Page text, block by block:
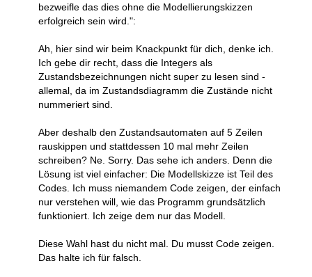
bezweifle das dies ohne die Modellierungskizzen
erfolgreich sein wird.":
Ah, hier sind wir beim Knackpunkt für dich, denke ich.
Ich gebe dir recht, dass die Integers als
Zustandsbezeichnungen nicht super zu lesen sind -
allemal, da im Zustandsdiagramm die Zustände nicht
nummeriert sind.
Aber deshalb den Zustandsautomaten auf 5 Zeilen
rauskippen und stattdessen 10 mal mehr Zeilen
schreiben? Ne. Sorry. Das sehe ich anders. Denn die
Lösung ist viel einfacher: Die Modellskizze ist Teil des
Codes. Ich muss niemandem Code zeigen, der einfach
nur verstehen will, wie das Programm grundsätzlich
funktioniert. Ich zeige dem nur das Modell.
Diese Wahl hast du nicht mal. Du musst Code zeigen.
Das halte ich für falsch.